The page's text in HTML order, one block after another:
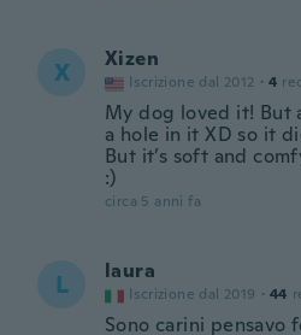
X Xizen
Iscrizione dal 2012 · 4
My dog loved it! But
a hole in it XD so it
But it’s soft and
:)
circa 5 anni fa
L laura
Iscrizione dal 2019 · 44
Sono carini pensavo